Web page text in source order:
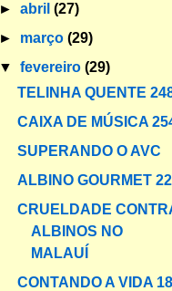
►abril(27)
► março(29)
▼fevereiro(29)
TELINHA QUENTE
CAIXA DE MÚSICA
SUPERANDO O AVC
ALBINO GOURMET
CRUELDADE
ALBINOS NO
MALAUÍ
CONTANDO A VIDA